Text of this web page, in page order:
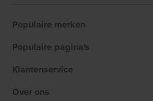
Populaire merken
Populaire pagina's
Klantenservice
Over ons